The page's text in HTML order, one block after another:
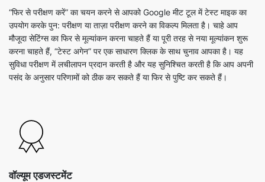
“फिर से परीक्षण करें” का चयन करने से आपको Google मीट टूल में टेस्ट माइक का
उपयोग करके पुन: परीक्षण या ताज़ा परीक्षण करने का विकल्प मिलता है। चाहे आप
मौजूदा सेटिंग्स का फिर से मूल्यांकन करना चाहते हैं या पूरी तरह से नया मूल्यांकन शुरू
करना चाहते हैं, “टेस्ट अगेन” पर एक साधारण क्लिक के साथ चुनाव आपका है। यह
सुविधा परीक्षण में लचीलापन प्रदान करती है और यह सुनिश्चित करती है कि आप अपनी
पसंद के अनुसार परिणामों को ठीक कर सकते हैं या फिर से पुष्टि कर सकते हैं।
वॉल्यूम एडजस्टमेंट